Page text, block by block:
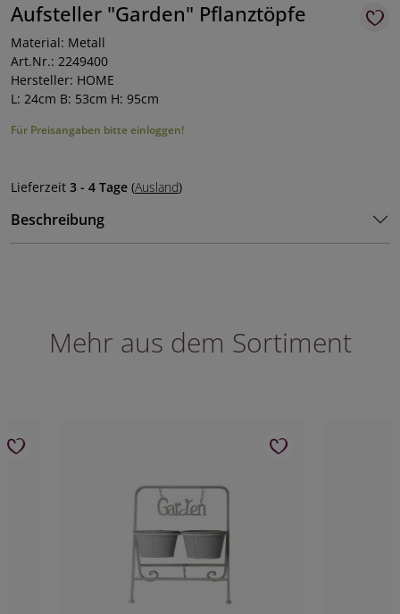
Aufsteller "Garden" Pflanztöpfe
Material: Metall
Art.Nr.: 2249400
Hersteller: HOME
L: 24cm B: 53cm H: 95cm
Für Preisangaben bitte einloggen!
Lieferzeit 3 - 4 Tage (Ausland)
Beschreibung
Mehr aus dem Sortiment